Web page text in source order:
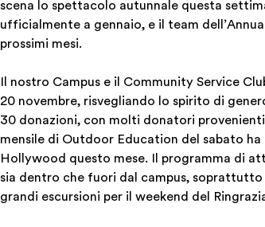
scena lo spettacolo autunnale questa
ufficialmente a gennaio, e il team
prossimi mesi.
Il nostro Campus e il Community Service
20 novembre, risvegliando lo spirito di
30 donazioni, con molti donatori
mensile di Outdoor Education del sabato
Hollywood questo mese. Il programma di
sia dentro che fuori dal campus,
grandi escursioni per il weekend del